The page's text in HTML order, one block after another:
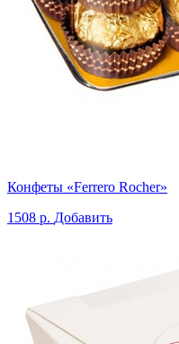
Конфеты «Ferrero Rocher»
1508 р. Добавить